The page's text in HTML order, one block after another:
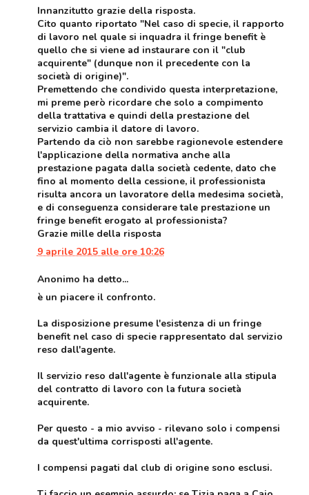
Innanzitutto grazie della risposta.
Cito quanto riportato "Nel caso di specie, il rapporto
di lavoro nel quale si inquadra il fringe benefit è
quello che si viene ad instaurare con il "club
acquirente" (dunque non il precedente con la
società di origine)".
Premettendo che condivido questa interpretazione,
mi preme però ricordare che solo a compimento
della trattativa e quindi della prestazione del
servizio cambia il datore di lavoro.
Partendo da ciò non sarebbe ragionevole estendere
l'applicazione della normativa anche alla
prestazione pagata dalla società cedente, dato che
fino al momento della cessione, il professionista
risulta ancora un lavoratore della medesima società,
e di conseguenza considerare tale prestazione un
fringe benefit erogato al professionista?
Grazie mille della risposta
9 aprile 2015 alle ore 10:26
Anonimo ha detto...
è un piacere il confronto.
La disposizione presume l'esistenza di un fringe
benefit nel caso di specie rappresentato dal servizio
reso dall'agente.
Il servizio reso dall'agente è funzionale alla stipula
del contratto di lavoro con la futura società
acquirente.
Per questo - a mio avviso - rilevano solo i compensi
da quest'ultima corrisposti all'agente.
I compensi pagati dal club di origine sono esclusi.